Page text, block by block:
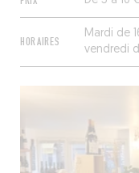
HORAIRES
Mardi de
vendredi
20h45,